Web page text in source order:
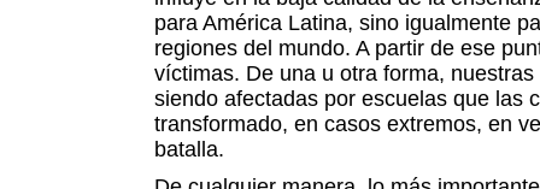
para América Latina, sino igualmente
regiones del mundo. A partir de ese
víctimas. De una u otra forma,
siendo afectadas por escuelas que las
transformado, en casos extremos, en
batalla.